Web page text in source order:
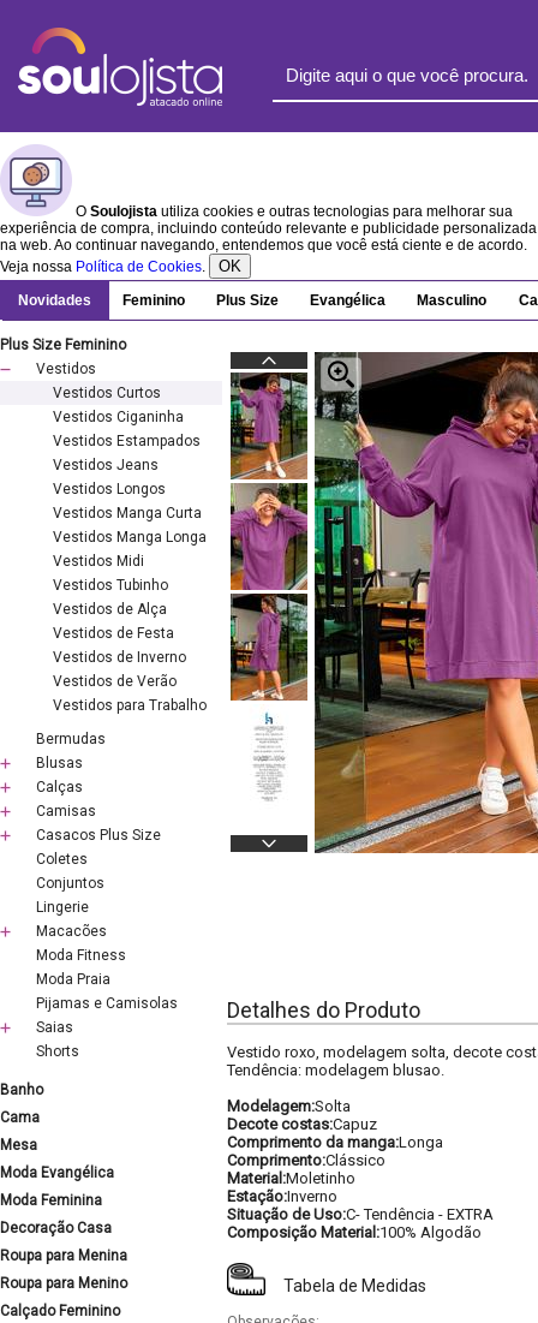
O Soulojista utiliza cookies e outras tecnologias para melhorar sua
experiência de compra, incluindo conteúdo relevante e publicidade personalizada
na web. Ao continuar navegando, entendemos que você está ciente e de acordo.
Veja nossa Política de Cookies. OK
Novidades Feminino Plus Size Evangélica Masculino
Plus Size Feminino
Vestidos
Vestidos Curtos
Vestidos Ciganinha
Vestidos Estampados
Vestidos Jeans
Vestidos Longos
Vestidos Manga Curta
Vestidos Manga Longa
Vestidos Midi
Vestidos Tubinho
Vestidos de Alça
Vestidos de Festa
Vestidos de Inverno
Vestidos de Verão
Vestidos para Trabalho
Bermudas
Blusas
Calças
Camisas
Casacos Plus Size
Coletes
Conjuntos
Lingerie
Macacões
Moda Fitness
Moda Praia
Pijamas e Camisolas
Saias
Shorts
Banho
Cama
Mesa
Moda Evangélica
Moda Feminina
Decoração Casa
Roupa para Menina
Roupa para Menino
Calçado Feminino
Detalhes do Produto
Vestido roxo, modelagem solta, decote
Tendência: modelagem blusao.
Modelagem:Solta
Decote costas:Capuz
Comprimento da manga:Longa
Comprimento:Clássico
Material:Moletinho
Estação:Inverno
Situação de Uso:C- Tendência - EXTRA
Composição Material:100% Algodão
Tabela de Medidas